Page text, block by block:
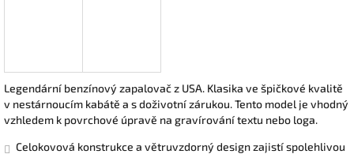
Legendární benzínový zapalovač z USA. Klasika ve špičkové kvalitě
v nestárnoucím kabátě a s doživotní zárukou. Tento model je vhodný
vzhledem k povrchové úpravě na gravírování textu nebo loga.
Celokovová konstrukce a větruvzdorný design zajistí spolehlivou